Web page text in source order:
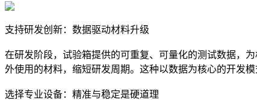
支持研发创新：数据驱动材料升级
在研发阶段，试验箱提供的可重复、可量化的测试数据，
外使用的材料，缩短研发周期。这种以数据为核心的开发
选择专业设备：精准与稳定是硬道理